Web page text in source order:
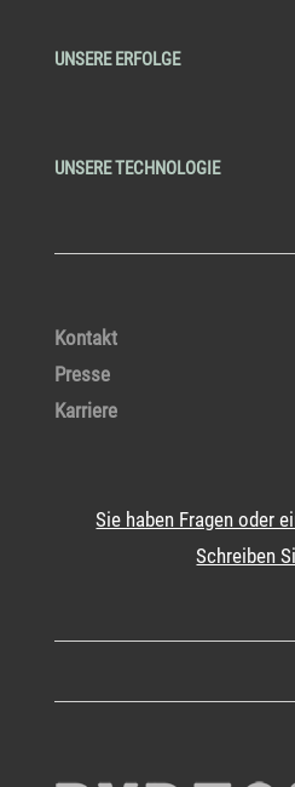
UNSERE ERFOLGE
UNSERE TECHNOLOGIE
Kontakt
Presse
Karriere
Sie haben Fragen oder
Schreiben